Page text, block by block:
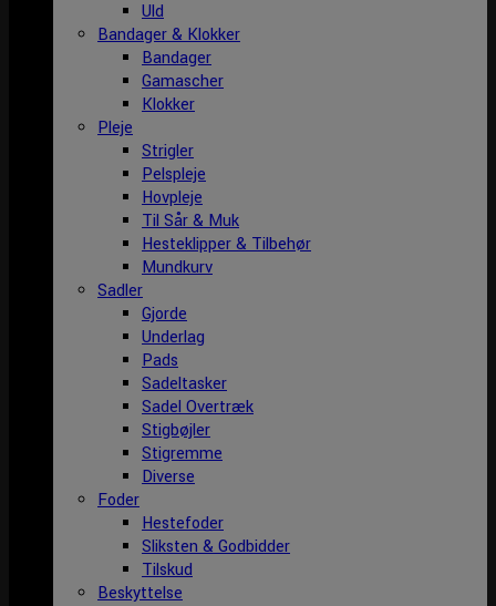
Uld
Bandager & Klokker
Bandager
Gamascher
Klokker
Pleje
Strigler
Pelspleje
Hovpleje
Til Sår & Muk
Hesteklipper & Tilbehør
Mundkurv
Sadler
Gjorde
Underlag
Pads
Sadeltasker
Sadel Overtræk
Stigbøjler
Stigremme
Diverse
Foder
Hestefoder
Sliksten & Godbidder
Tilskud
Beskyttelse